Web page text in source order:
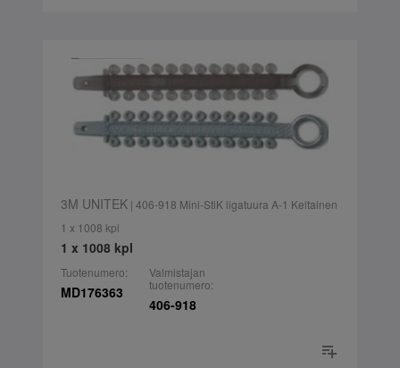
3M UNITEK| 406-918 Mini-StiK ligatuura A-1 Keltainen
1 x 1008 kpl
1 x 1008 kpl
Tuotenumero:
MD176363
Valmistajan
tuotenumero:
406-918